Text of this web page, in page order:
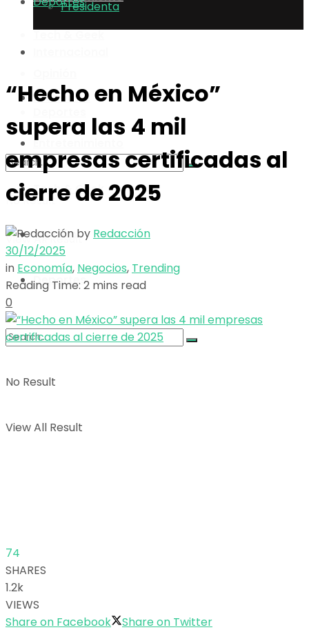
Tech & Geek
No Result
View All Result
Presidenta
Economía
Entretenimiento
Tech & Geek
Opinión
Deportes
No Result
View All Result
“Hecho en México”
supera las 4 mil
empresas certificadas al
cierre de 2025
by Redacción
30/12/2025
in Economía, Negocios, Trending
Reading Time: 2 mins read
0
74
SHARES
1.2k
VIEWS
Share on Facebook
Share on Twitter